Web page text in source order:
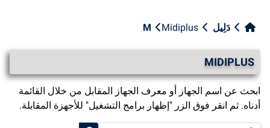
دَلِيل M Midiplus
MIDIPLUS
ابحث عن اسم الجهاز أو معرف الجهاز المقابل من خلال القائمة
أدناه. ثم انقر فوق الزر "إظهار برامج التشغيل" للأجهزة المقابلة.